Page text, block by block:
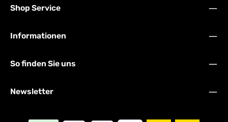
Shop Service
Informationen
So finden Sie uns
Newsletter